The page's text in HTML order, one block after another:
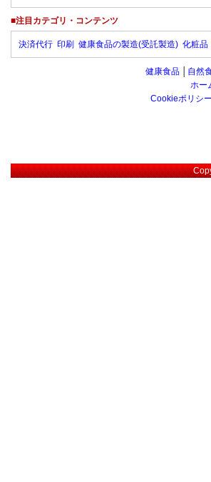
■注目カテゴリ・コンテンツ
決済代行 印刷 健康食品の製造(受託製造) 化粧品
健康食品 自然
ホー
Cookieポリシー